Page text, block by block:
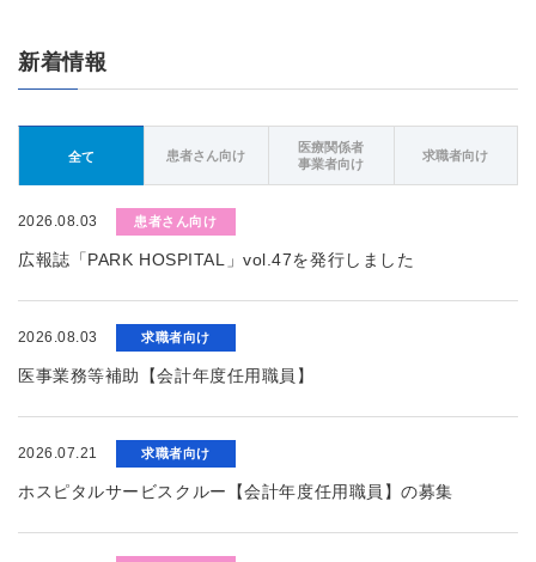
新着情報
全て 患者さん向け
医療関係者
事業者向け
求職者向け
2026.08.03 患者さん向け
広報誌「PARK HOSPITAL」vol.47を発行しました
2026.08.03 求職者向け
医事業務等補助【会計年度任用職員】
2026.07.21 求職者向け
ホスピタルサービスクルー【会計年度任用職員】の募集